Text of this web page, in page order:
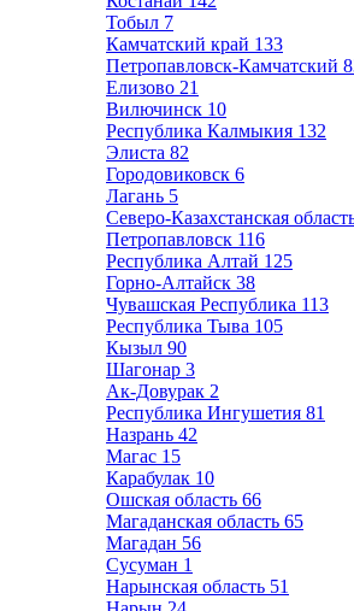
Тобыл 7
Камчатский край 133
Петропавловск-Камчатский
Елизово 21
Вилючинск 10
Республика Калмыкия 132
Элиста 82
Городовиковск 6
Лагань 5
Северо-Казахстанская
Петропавловск 116
Республика Алтай 125
Горно-Алтайск 38
Чувашская Республика 113
Республика Тыва 105
Кызыл 90
Шагонар 3
Ак-Довурак 2
Республика Ингушетия 81
Назрань 42
Магас 15
Карабулак 10
Ошская область 66
Магаданская область 65
Магадан 56
Сусуман 1
Нарынская область 51